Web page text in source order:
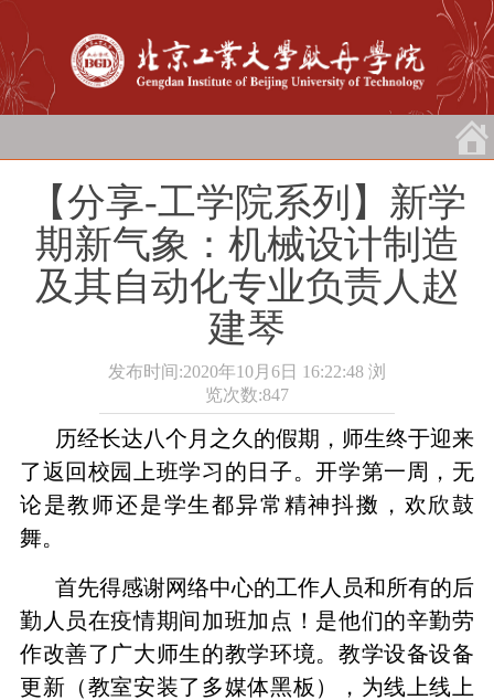
【分享-工学院系列】新学
期新气象：机械设计制造
及其自动化专业负责人赵
建琴
发布时间:2020年10月6日 16:22:48 浏
览次数:847
历经长达八个月之久的假期，师生终于迎来
了返回校园上班学习的日子。开学第一周，无
论是教师还是学生都异常精神抖擞，欢欣鼓
舞。
首先得感谢网络中心的工作人员和所有的后
勤人员在疫情期间加班加点！是他们的辛勤劳
作改善了广大师生的教学环境。教学设备设备
更新（教室安装了多媒体黑板），为线上线上